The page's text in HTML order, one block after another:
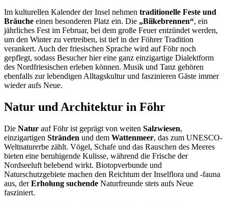
Im kulturellen Kalender der Insel nehmen traditionelle Feste und
Bräuche einen besonderen Platz ein. Die „Biikebrennen“, ein
jährliches Fest im Februar, bei dem große Feuer entzündet werden,
um den Winter zu vertreiben, ist tief in der Föhrer Tradition
verankert. Auch der friesischen Sprache wird auf Föhr noch
gepflegt, sodass Besucher hier eine ganz einzigartige Dialektform
des Nordfriesischen erleben können. Musik und Tanz gehören
ebenfalls zur lebendigen Alltagskultur und faszinieren Gäste immer
wieder aufs Neue.
Natur und Architektur in Föhr
Die Natur auf Föhr ist geprägt von weiten Salzwiesen,
einzigartigen Stränden und dem Wattenmeer, das zum UNESCO-
Weltnaturerbe zählt. Vögel, Schafe und das Rauschen des Meeres
bieten eine beruhigende Kulisse, während die Frische der
Nordseeluft belebend wirkt. Biotopverbunde und
Naturschutzgebiete machen den Reichtum der Inselflora und -fauna
aus, derErholung suchende Naturfreunde stets aufs Neue
fasziniert.